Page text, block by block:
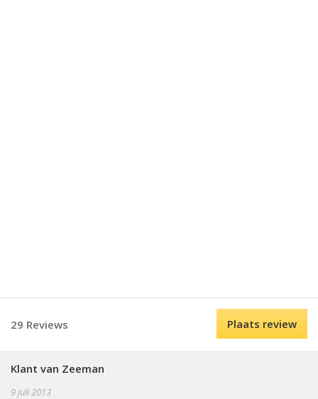
29 Reviews Plaats review
Klant van Zeeman
9 juli 2013